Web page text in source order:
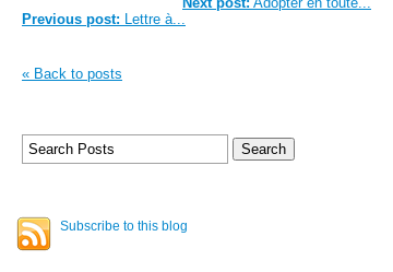
Previous post: Lettre à...
« Back to posts
Subscribe to this blog